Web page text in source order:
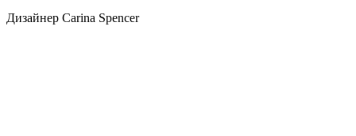
Дизайнер Carina Spencer